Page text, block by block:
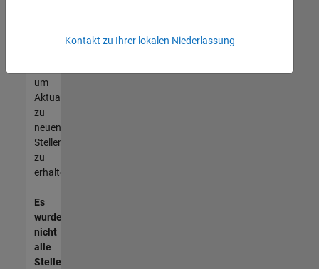
unseres
um
Aktualisierungen
zu
neuen
Stellenangeboten
zu
erhalten.
Es
wurden
nicht
alle
Stellen
Kontakt zu Ihrer lokalen Niederlassung